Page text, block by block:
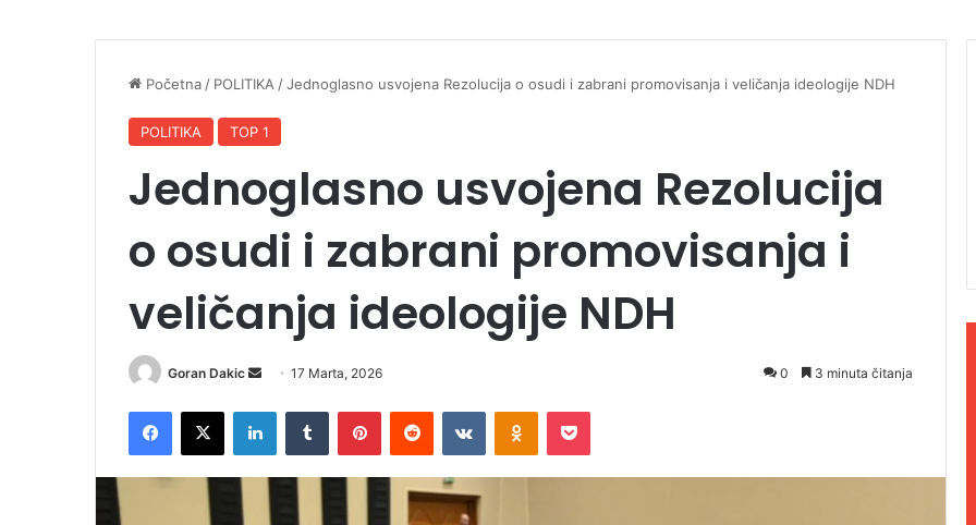
Početna / POLITIKA /Jednoglasno usvojena Rezolucija o osudi i zabrani promovisanja i veličanja ideologije NDH
POLITIKA TOP 1
Jednoglasno usvojena Rezolucija
o osudi i zabrani promovisanja i
veličanja ideologije NDH
Goran Dakic
a
17 Marta, 2026 0 3 minuta čitanja